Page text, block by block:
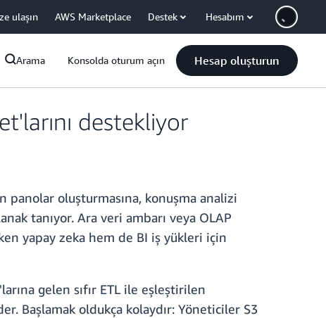
ulaşın AWS Marketplace Destek Hesabım
Arama Konsolda oturum açın Hesap oluşturun
destekliyor
panolar oluşturmasına, konuşma analizi
tanıyor. Ara veri ambarı veya OLAP
yapay zeka hem de BI iş yükleri için
gelen sıfır ETL ile eşleştirilen
Başlamak oldukça kolaydır: Yöneticiler S3